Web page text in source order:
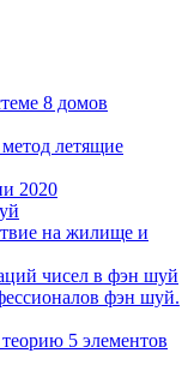
8 домов
летящие
2020
на жилище и
чисел в фэн шуй
фэн шуй.
5 элементов